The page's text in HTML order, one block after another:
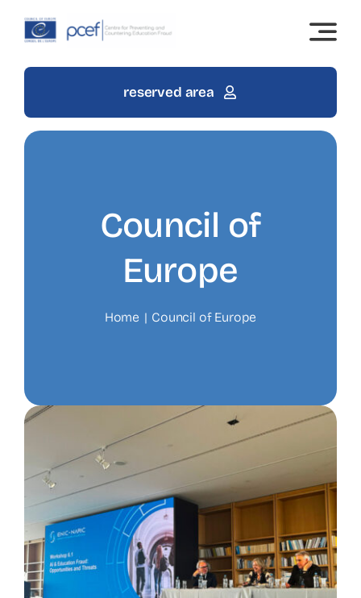
reserved area
Council of
Europe
Home Council of Europe